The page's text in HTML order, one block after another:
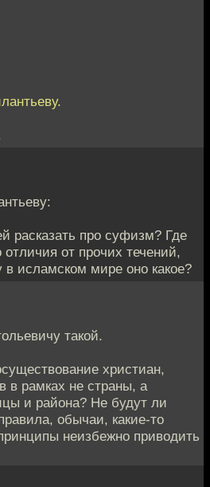
расказать про суфизм? Где
отличия от прочих течений,
исламском мире оно какое?
такой.
христиан,
в рамках не страны, а
и района? Не будут ли
обычаи, какие-то
неизбежно приводить